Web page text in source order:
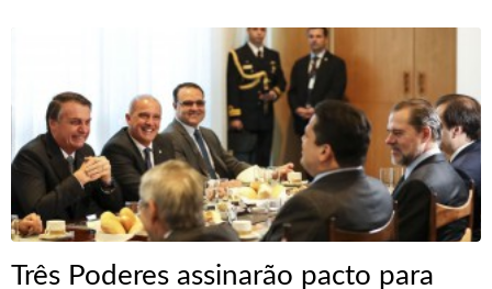
Três Poderes assinarão pacto para